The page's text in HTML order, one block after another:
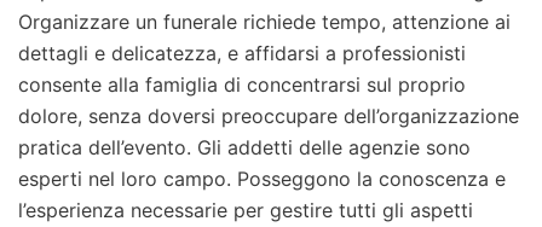
Organizzare un funerale richiede tempo, attenzione ai
dettagli e delicatezza, e affidarsi a professionisti
consente alla famiglia di concentrarsi sul proprio
dolore, senza doversi preoccupare dell’organizzazione
pratica dell’evento. Gli addetti delle agenzie sono
esperti nel loro campo. Posseggono la conoscenza e
l’esperienza necessarie per gestire tutti gli aspetti